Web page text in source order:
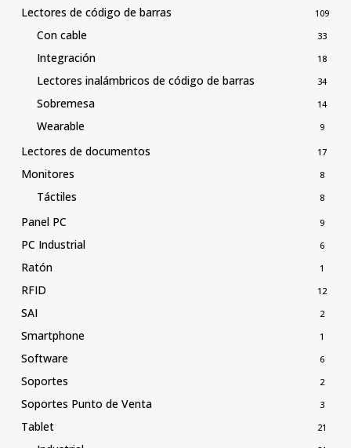
Lectores de código de barras 109
Con cable 33
Integración 18
Lectores inalámbricos de código de barras 34
Sobremesa 14
Wearable 9
Lectores de documentos 17
Monitores 8
Táctiles 8
Panel PC 9
PC Industrial 6
Ratón 1
RFID 12
SAI 2
Smartphone 1
Software 6
Soportes 2
Soportes Punto de Venta 3
Tablet 21